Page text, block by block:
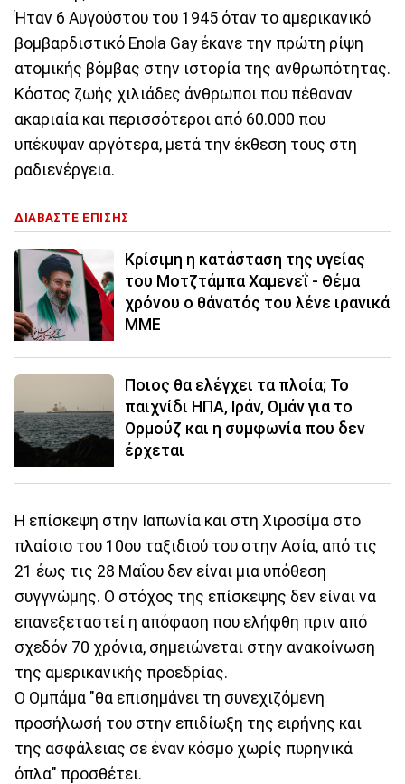
Ήταν 6 Αυγούστου του 1945 όταν το αμερικανικό
βομβαρδιστικό Enola Gay έκανε την πρώτη ρίψη
ατομικής βόμβας στην ιστορία της ανθρωπότητας.
Κόστος ζωής χιλιάδες άνθρωποι που πέθαναν
ακαριαία και περισσότεροι από 60.000 που
υπέκυψαν αργότερα, μετά την έκθεση τους στη
ραδιενέργεια.
ΔΙΑΒΑΣΤΕ ΕΠΙΣΗΣ
Κρίσιμη η κατάσταση της υγείας
του Μοτζτάμπα Χαμενεΐ - Θέμα
χρόνου ο θάνατός του λένε ιρανικά
ΜΜΕ
Ποιος θα ελέγχει τα πλοία; Το
παιχνίδι ΗΠΑ, Ιράν, Ομάν για το
Ορμούζ και η συμφωνία που δεν
έρχεται
Η επίσκεψη στην Ιαπωνία και στη Χιροσίμα στο
πλαίσιο του 10ου ταξιδιού του στην Ασία, από τις
21 έως τις 28 Μαΐου δεν είναι μια υπόθεση
συγγνώμης. Ο στόχος της επίσκεψης δεν είναι να
επανεξεταστεί η απόφαση που ελήφθη πριν από
σχεδόν 70 χρόνια, σημειώνεται στην ανακοίνωση
της αμερικανικής προεδρίας.
Ο Ομπάμα "θα επισημάνει τη συνεχιζόμενη
προσήλωσή του στην επιδίωξη της ειρήνης και
της ασφάλειας σε έναν κόσμο χωρίς πυρηνικά
όπλα" προσθέτει.